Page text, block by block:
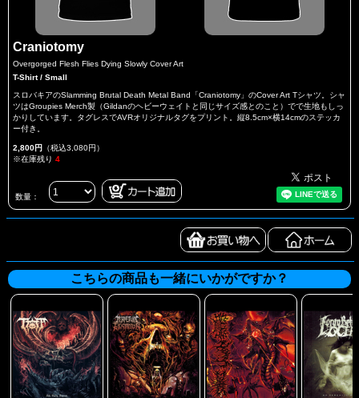
Craniotomy
Overgorged Flesh Flies Dying Slowly Cover Art
T-Shirt / Small
スロバキアのSlamming Brutal Death Metal Band「Craniotomy」のCover Art Tシャツ。シャ
ツはGroupies Merch製（Gildanのヘビーウェイトと同じサイズ感とのこと）でで生地もしっ
かりしています。タグレスでAVRオリジナルタグをプリント。縦8.5cm×横14cmのステッカ
ー付き。
2,800円 （税込3,080円）
※在庫残り 4
数量：
こちらの商品も一緒にいかがですか？